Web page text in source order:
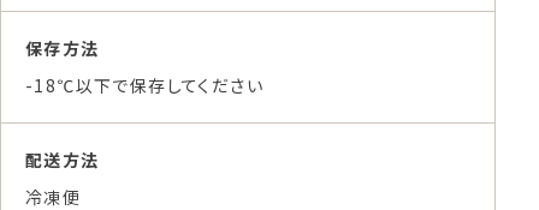
保存方法
-18℃以下で保存してください
配送方法
冷凍便